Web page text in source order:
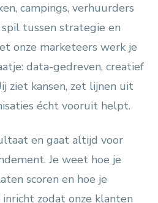
campings, verhuurders
tussen strategie en
onze marketeers werk je
data-gedreven, creatief
ziet kansen, zet lijnen uit
écht vooruit helpt.
en gaat altijd voor
Je weet hoe je
scoren en hoe je
zodat onze klanten